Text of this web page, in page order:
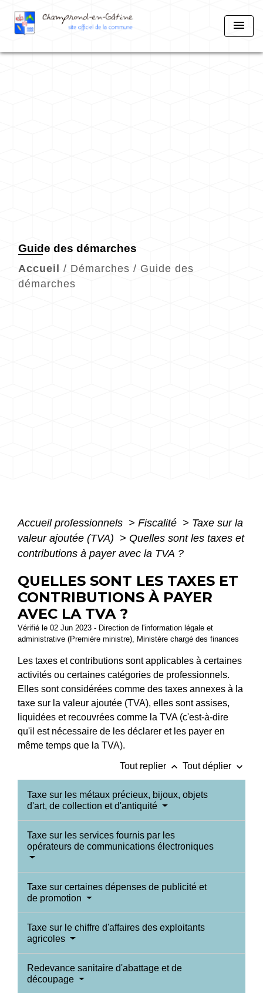
menu
Guide des démarches
Accueil / Démarches / Guide des
démarches
Accueil professionnels > Fiscalité > Taxe sur la
valeur ajoutée (TVA) > Quelles sont les taxes et
contributions à payer avec la TVA ?
QUELLES SONT LES TAXES ET
CONTRIBUTIONS À PAYER
AVEC LA TVA ?
Vérifié le 02 Jun 2023 - Direction de l'information légale et
administrative (Première ministre), Ministère chargé des finances
Les taxes et contributions sont applicables à certaines
activités ou certaines catégories de professionnels.
Elles sont considérées comme des taxes annexes à la
taxe sur la valeur ajoutée (TVA), elles sont assises,
liquidées et recouvrées comme la TVA (c'est-à-dire
qu'il est nécessaire de les déclarer et les payer en
même temps que la TVA).
Tout replier keyboard_arrow_up Tout déplier keyboard_arrow_down
Taxe sur les métaux précieux, bijoux, objets
d'art, de collection et d'antiquité
Taxe sur les services fournis par les
opérateurs de communications électroniques
Taxe sur certaines dépenses de publicité et
de promotion
Taxe sur le chiffre d'affaires des exploitants
agricoles
Redevance sanitaire d'abattage et de
découpage